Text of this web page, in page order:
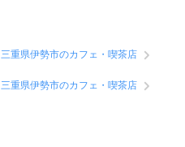
三重県伊勢市のカフェ・喫茶店
三重県伊勢市のカフェ・喫茶店